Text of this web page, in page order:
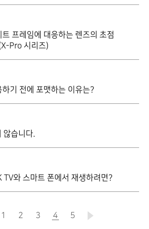
트 프레임에 대응하는 렌즈의 초점
Pro 시리즈)
하기 전에 포맷하는 이유는?
않습니다.
TV와 스마트 폰에서 재생하려면?
1 2 3 4
현재
5